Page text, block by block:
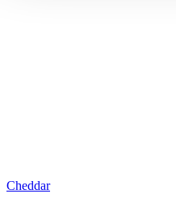
Cheddar